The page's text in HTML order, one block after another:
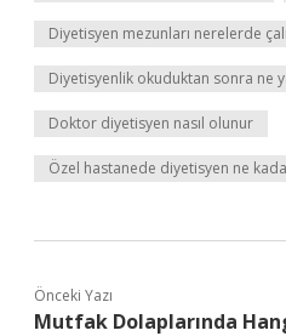
Diyetisyen mezunları nerelerde
Diyetisyenlik okuduktan sonra ne
Doktor diyetisyen nasıl olunur
Özel hastanede diyetisyen ne
Önceki Yazı
Mutfak Dolaplarında